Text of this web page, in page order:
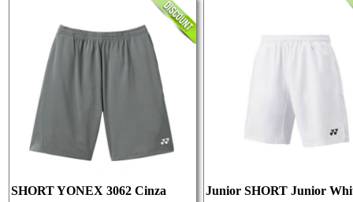
SHORT YONEX 3062 Cinza
Junior SHORT Junior